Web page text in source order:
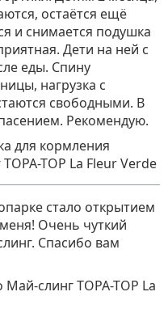
остаётся ещё
и снимается подушка
Дети на ней с
еды. Спину
нагрузка с
свободными. В
Рекомендую.
для кормления
TOP La Fleur Verde
стало открытием
Очень чуткий
Спасибо вам
Май-слинг TOPA-TOP La